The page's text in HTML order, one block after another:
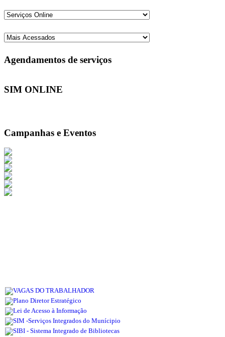
Agendamentos de serviços
SIM ONLINE
Campanhas e Eventos